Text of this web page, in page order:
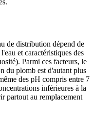
de distribution dépend de
et caractéristiques des
Parmi ces facteurs, le
du plomb est d'autant plus
des pH compris entre 7
inférieures à la
partout au remplacement